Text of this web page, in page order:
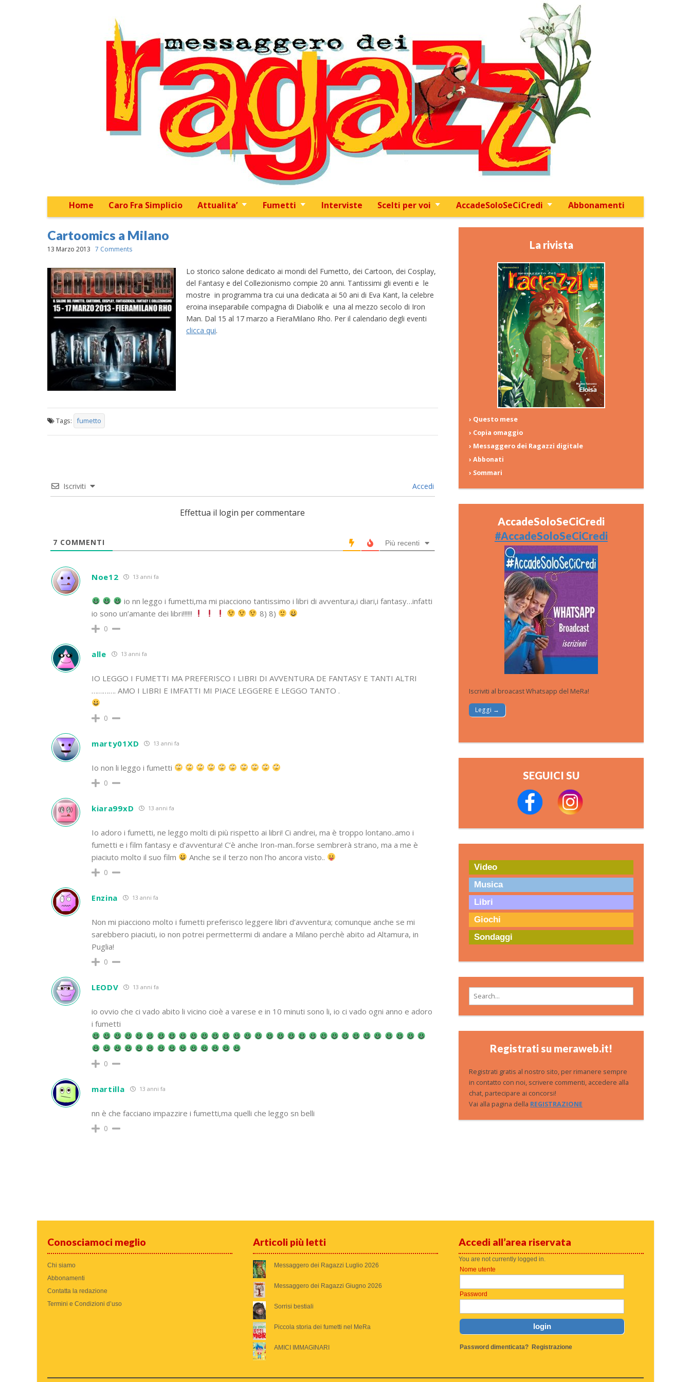
Skip to content
Home Caro Fra Simplicio Attualita’ Fumetti Interviste Scelti per voi AccadeSoloSeCiCredi Abbonamenti
Sub menu
Cartoomics a Milano
13 Marzo 2013 7 Comments
Lo storico salone dedicato ai mondi del Fumetto, dei Cartoon, dei Cosplay,
del Fantasy e del Collezionismo compie 20 anni. Tantissimi gli eventi e le
mostre in programma tra cui una dedicata ai 50 ani di Eva Kant, la celebre
eroina inseparabile compagna di Diabolik e una al mezzo secolo di Iron
Man. Dal 15 al 17 marzo a FieraMilano Rho. Per il calendario degli eventi
clicca qui.
Tags: fumetto
Iscriviti Accedi
Effettua il login per commentare
7 COMMENTI Più recenti
Noe12 13 anni fa
io nn leggo i fumetti,ma mi piacciono tantissimo i libri di avventura,i diari,i fantasy…infatti
io sono un’amante dei libri!!!!!!
8) 8)
0
alle 13 anni fa
IO LEGGO I FUMETTI MA PREFERISCO I LIBRI DI AVVENTURA DE FANTASY E TANTI ALTRI
…………. AMO I LIBRI E IMFATTI MI PIACE LEGGERE E LEGGO TANTO .
0
marty01XD 13 anni fa
Io non li leggo i fumetti
0
kiara99xD 13 anni fa
Io adoro i fumetti, ne leggo molti di più rispetto ai libri! Ci andrei, ma è troppo lontano..amo i
fumetti e i film fantasy e d’avventura! C’è anche Iron-man..forse sembrerà strano, ma a me è
piaciuto molto il suo film
Anche se il terzo non l’ho ancora visto..
0
Enzina 13 anni fa
Non mi piacciono molto i fumetti preferisco leggere libri d’avventura; comunque anche se mi
sarebbero piaciuti, io non potrei permettermi di andare a Milano perchè abito ad Altamura, in
Puglia!
0
LEODV 13 anni fa
io ovvio che ci vado abito li vicino cioè a varese e in 10 minuti sono li, io ci vado ogni anno e adoro
i fumetti
0
martilla 13 anni fa
nn è che facciano impazzire i fumetti,ma quelli che leggo sn belli
0
La rivista
› Questo mese
› Copia omaggio
› Messaggero dei Ragazzi digitale
› Abbonati
› Sommari
AccadeSoloSeCiCredi
#AccadeSoloSeCiCredi
Iscriviti al broacast Whatsapp del MeRa!
Leggi →
SEGUICI SU
Video
Musica
Libri
Giochi
Sondaggi
Search for:
Registrati su meraweb.it!
Registrati gratis al nostro sito, per rimanere sempre
in contatto con noi, scrivere commenti, accedere alla
chat, partecipare ai concorsi!
Vai alla pagina della REGISTRAZIONE
Conosciamoci meglio
Chi siamo
Abbonamenti
Contatta la redazione
Termini e Condizioni d’uso
Articoli più letti
Messaggero dei Ragazzi Luglio 2026
Messaggero dei Ragazzi Giugno 2026
Sorrisi bestiali
Piccola storia dei fumetti nel MeRa
AMICI IMMAGINARI
Accedi all’area riservata
You are not currently logged in.
Nome utente
Password
Password dimenticata? Registrazione